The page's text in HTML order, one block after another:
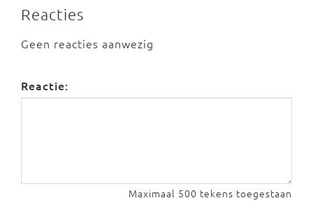
Reacties
Geen reacties aanwezig
Reactie:
Maximaal 500 tekens toegestaan